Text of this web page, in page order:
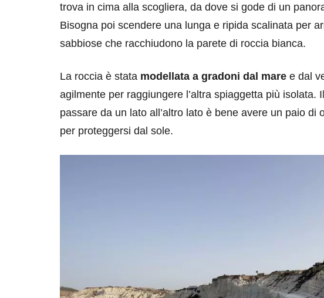
trova in cima alla scogliera, da dove si gode di un
Bisogna poi scendere una lunga e ripida scalinata per
sabbiose che racchiudono la parete di roccia bianca.
La roccia è stata modellata a gradoni dal mare e dal
agilmente per raggiungere l’altra spiaggetta più isolata.
passare da un lato all’altro lato è bene avere un paio di
per proteggersi dal sole.
il Louvre in
Paros e la Grecia di